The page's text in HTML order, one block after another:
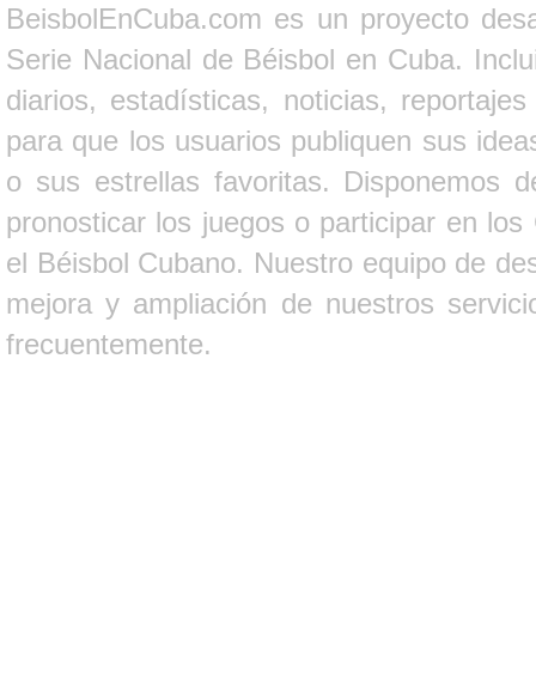
BeisbolEnCuba.com es un proyecto
Serie Nacional de Béisbol en Cuba.
diarios, estadísticas, noticias,
para que los usuarios publiquen sus
o sus estrellas favoritas. Disponemos
pronosticar los juegos o participar en
el Béisbol Cubano. Nuestro equipo de
mejora y ampliación de nuestros
frecuentemente.